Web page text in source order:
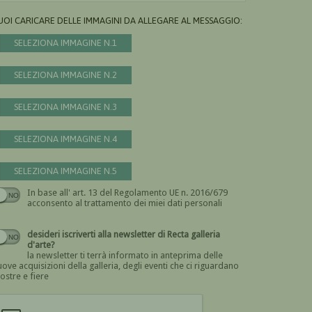
CARICARE DELLE IMMAGINI DA ALLEGARE AL MESSAGGIO:
SELEZIONA IMMAGINE N.1
SELEZIONA IMMAGINE N.2
SELEZIONA IMMAGINE N.3
SELEZIONA IMMAGINE N.4
SELEZIONA IMMAGINE N.5
In base all' art. 13 del Regolamento UE n. 2016/679
acconsento al trattamento dei miei dati personali
Devi dare il consenso
desideri iscriverti alla newsletter di Recta galleria
d'arte?
la newsletter ti terrà informato in anteprima delle
acquisizioni della galleria, degli eventi che ci riguardano
e fiere